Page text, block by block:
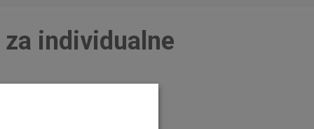
individualne